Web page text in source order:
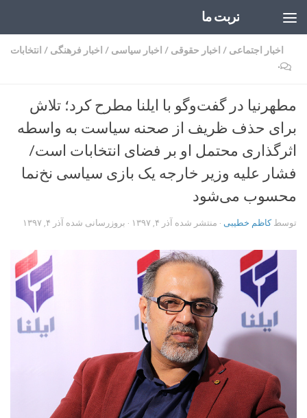
تربت ما
اخبار اجتماعی / اخبار حقوقی / اخبار سیاسی / اخبار فرهنگی / انتخابات
۰
مطهرنیا در گفت‌وگو با ایلنا مطرح کرد؛ تلاش
برای حذف ظریف از صحنه سیاست به واسطه
اثرگذاری محتمل او بر فضای انتخابات است/
فشار علیه وزیر خارجه یک بازی سیاسی نخ‌نما
محسوب می‌شود
توسطکاظم خطیبی · منتشر شده آذر ۴, ۱۳۹۷ · بروزرسانی شده آذر ۴, ۱۳۹۷